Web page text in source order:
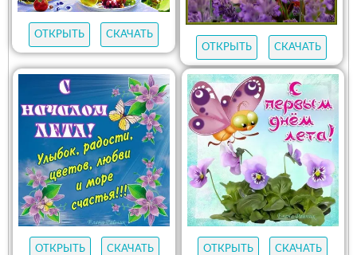
ОТКРЫТЬ
СКАЧАТЬ
ОТКРЫТЬ
СКАЧАТЬ
ОТКРЫТЬ СКАЧАТЬ ОТКРЫТЬ СКАЧАТЬ